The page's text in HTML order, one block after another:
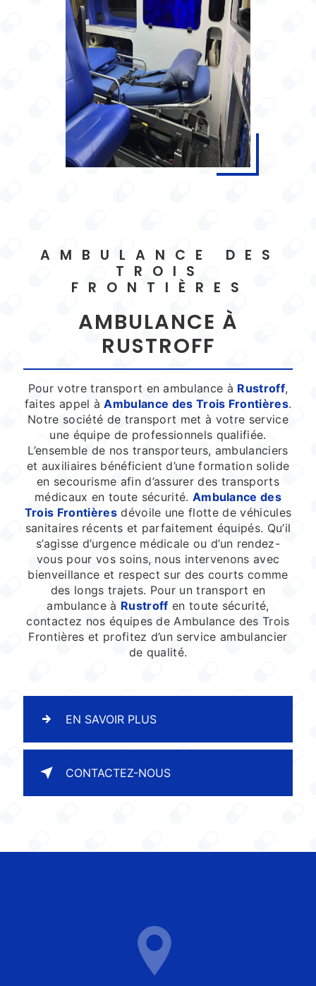
AMBULANCE DES
TROIS
FRONTIÈRES
AMBULANCE À
RUSTROFF
Pour votre transport en ambulance à Rustroff,
faites appel àAmbulance des Trois Frontières.
Notre société de transport met à votre service
une équipe de professionnels qualifiée.
L’ensemble de nos transporteurs, ambulanciers
et auxiliaires bénéficient d’une formation solide
en secourisme afin d’assurer des transports
médicaux en toute sécurité. Ambulance des
Trois Frontièresdévoile une flotte de véhicules
sanitaires récents et parfaitement équipés. Qu’il
s’agisse d’urgence médicale ou d’un rendez-
vous pour vos soins, nous intervenons avec
bienveillance et respect sur des courts comme
des longs trajets. Pour un transport en
ambulance à Rustroff en toute sécurité,
contactez nos équipes de Ambulance des Trois
Frontières et profitez d’un service ambulancier
de qualité.
EN SAVOIR PLUS
CONTACTEZ-NOUS